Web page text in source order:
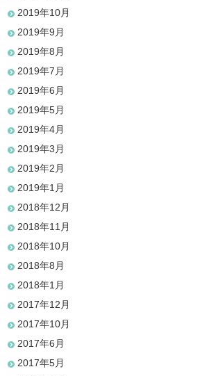
2019年10月
2019年9月
2019年8月
2019年7月
2019年6月
2019年5月
2019年4月
2019年3月
2019年2月
2019年1月
2018年12月
2018年11月
2018年10月
2018年8月
2018年1月
2017年12月
2017年10月
2017年6月
2017年5月